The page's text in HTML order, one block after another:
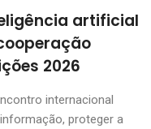
artificial
2026
internacional
proteger a